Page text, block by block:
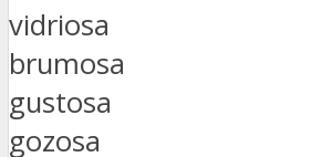
vidriosa
brumosa
gustosa
gozosa